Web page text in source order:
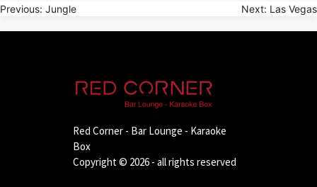
Navigation
de
Previous: Jungle Next: Las Vegas
Red Corner - Bar Lounge - Karaoke
Box
Copyright © 2026 - all rights reserved